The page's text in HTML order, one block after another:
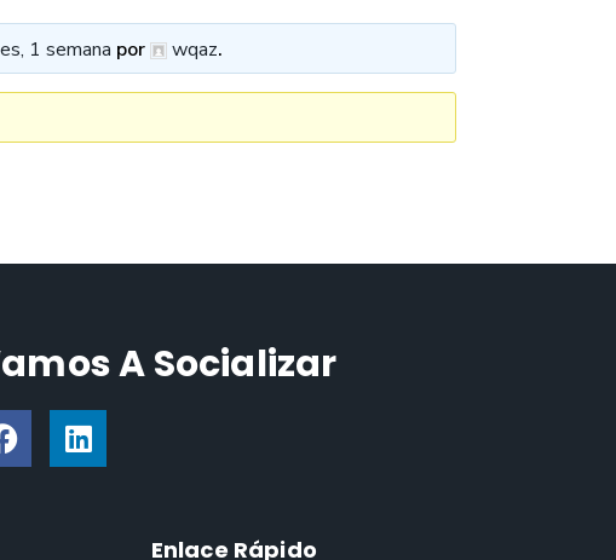
1 semana por wqaz.
A Socializar
Enlace Rápido